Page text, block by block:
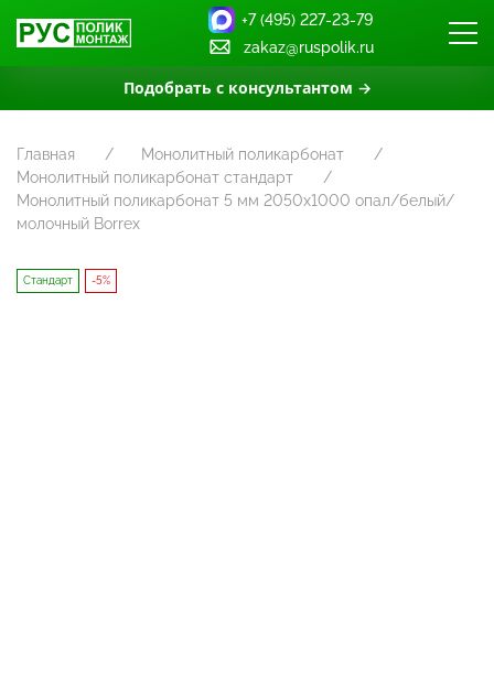
Подобрать с консультантом →
+7 (495) 227-23-79
zakaz@ruspolik.ru
Главная
Монолитный поликарбонат
Монолитный поликарбонат стандарт
Монолитный поликарбонат 5 мм 2050х1000 опал/белый/
молочный Borrex
Стандарт -5%